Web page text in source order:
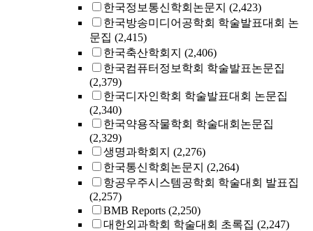
한국정보통신학회논문지 (2,423)
한국방송미디어공학회 학술발표대회 논
문집 (2,415)
한국축산학회지 (2,406)
한국컴퓨터정보학회 학술발표논문집
(2,379)
한국디자인학회 학술발표대회 논문집
(2,340)
한국약용작물학회 학술대회논문집
(2,329)
생명과학회지 (2,276)
한국통신학회논문지 (2,264)
항공우주시스템공학회 학술대회 발표집
(2,257)
BMB Reports (2,250)
대한외과학회 학술대회 초록집 (2,247)